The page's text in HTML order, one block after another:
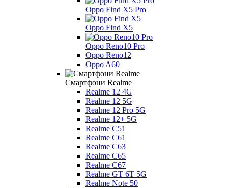
Oppo Find X5 Pro
Oppo Find X5
Oppo Reno10 Pro
Oppo Reno12
Oppo A60
Смартфони Realme
Realme 12 4G
Realme 12 5G
Realme 12 Pro 5G
Realme 12+ 5G
Realme C51
Realme C61
Realme C63
Realme C65
Realme C67
Realme GT 6T 5G
Realme Note 50